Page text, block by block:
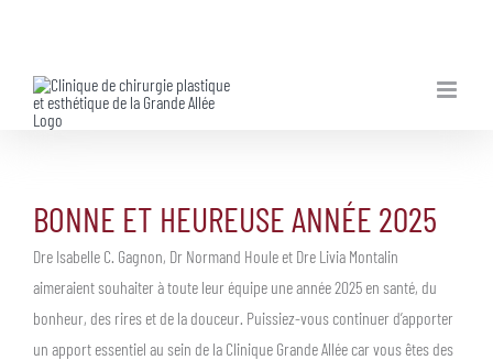
content
BONNE ET HEUREUSE ANNÉE 2025
Dre Isabelle C. Gagnon, Dr Normand Houle et Dre Livia Montalin
aimeraient souhaiter à toute leur équipe une année 2025 en santé, du
bonheur, des rires et de la douceur. Puissiez-vous continuer d’apporter
un apport essentiel au sein de la Clinique Grande Allée car vous êtes des